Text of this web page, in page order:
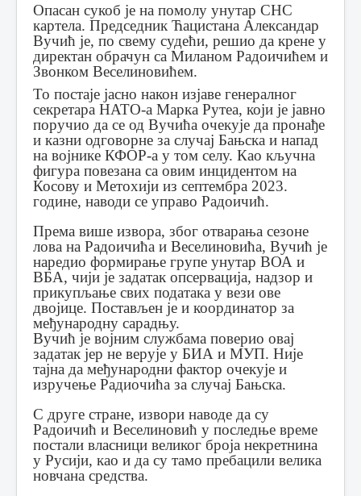
Опасан сукоб је на помолу унутар СНС
картела. Председник Ћацистана Александар
Вучић је, по свему судећи, решио да крене у
директан обрачун са Миланом Радоичићем и
Звонком Веселиновићем.
То постаје јасно након изјаве генералног
секретара НАТО-а Марка Рутеа, који је јавно
поручио да се од Вучића очекује да пронађе
и казни одговорне за случај Бањска и напад
на војнике КФОР-а у том селу. Као кључна
фигура повезана са овим инцидентом на
Косову и Метохији из септембра 2023.
године, наводи се управо Радоичић.
Према више извора, због отварања сезоне
лова на Радоичића и Веселиновића, Вучић је
наредио формирање групе унутар ВОА и
ВБА, чији је задатак опсервација, надзор и
прикупљање свих података у вези ове
двојице. Постављен је и координатор за
међународну сарадњу.
Вучић је војним службама поверио овај
задатак јер не верује у БИА и МУП. Није
тајна да међународни фактор очекује и
изручење Радиочића за случај Бањска.
С друге стране, извори наводе да су
Радоичић и Веселиновић у последње време
постали власници великог броја некретнина
у Русији, као и да су тамо пребацили велика
новчана средства.